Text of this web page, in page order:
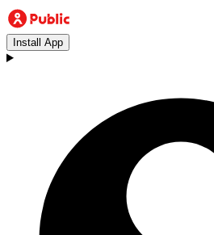
Install App